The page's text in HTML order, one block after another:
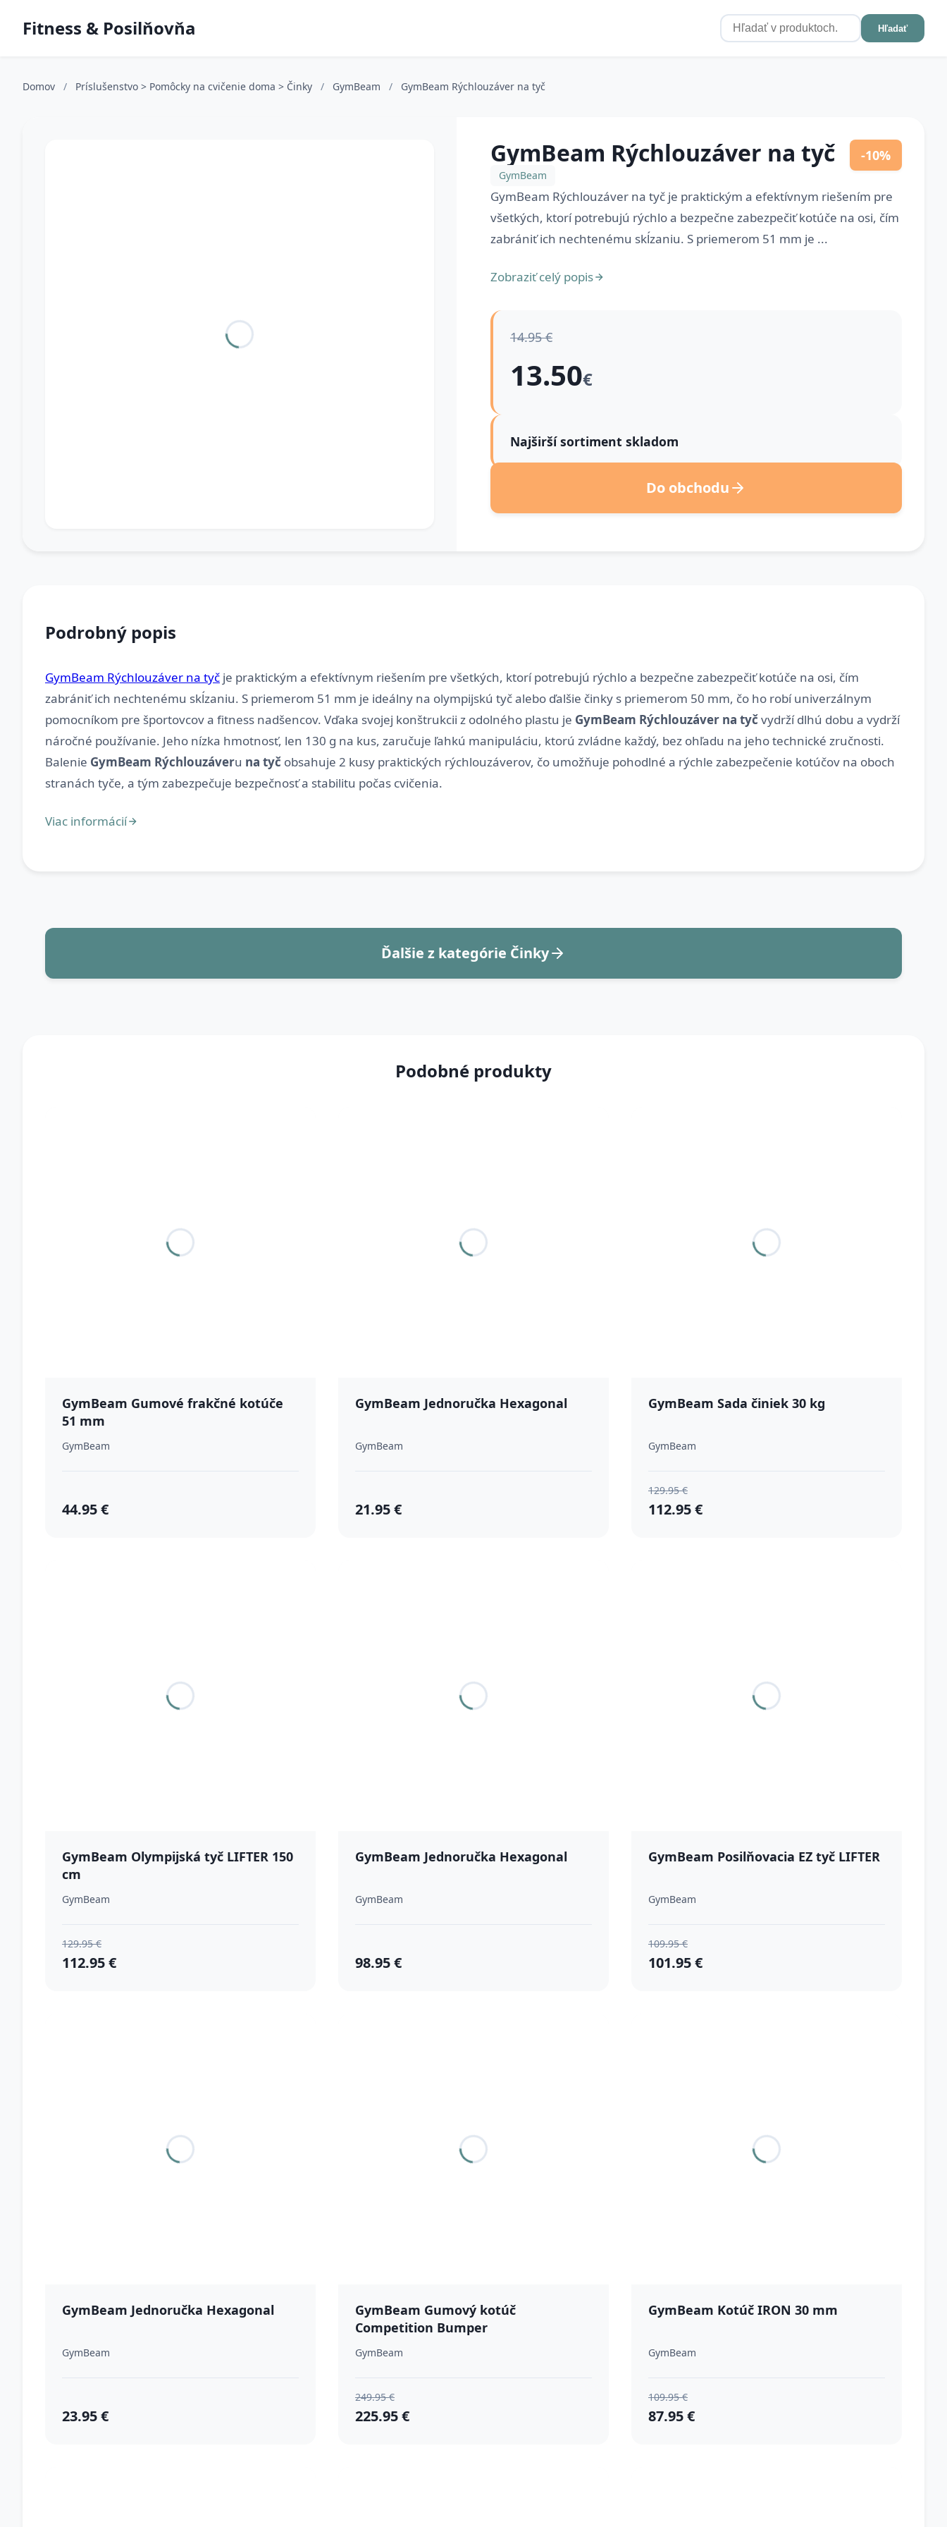
Fitness & Posilňovňa Hľadať
Domov / Príslušenstvo > Pomôcky na cvičenie doma > Činky / GymBeam / GymBeam Rýchlouzáver na tyč
GymBeam Rýchlouzáver na tyč -10%
GymBeam
GymBeam Rýchlouzáver na tyč je praktickým a efektívnym riešením pre
všetkých, ktorí potrebujú rýchlo a bezpečne zabezpečiť kotúče na osi, čím
zabrániť ich nechtenému skĺzaniu. S priemerom 51 mm je ...
Zobraziť celý popis
14.95 €
13.50€
Najširší sortiment skladom
Do obchodu
Podrobný popis
GymBeam Rýchlouzáver na tyč je praktickým a efektívnym riešením pre všetkých, ktorí potrebujú rýchlo a bezpečne zabezpečiť kotúče na osi, čím
zabrániť ich nechtenému skĺzaniu. S priemerom 51 mm je ideálny na olympijskú tyč alebo ďalšie činky s priemerom 50 mm, čo ho robí univerzálnym
pomocníkom pre športovcov a fitness nadšencov. Vďaka svojej konštrukcii z odolného plastu je GymBeam Rýchlouzáver na tyčvydrží dlhú dobu a vydrží
náročné používanie. Jeho nízka hmotnosť, len 130 g na kus, zaručuje ľahkú manipuláciu, ktorú zvládne každý, bez ohľadu na jeho technické zručnosti.
Balenie GymBeam Rýchlouzáveru na tyč obsahuje 2 kusy praktických rýchlouzáverov, čo umožňuje pohodlné a rýchle zabezpečenie kotúčov na oboch
Ďalšie z kategórie Činky
Podobné produkty
GymBeam Gumové frakčné kotúče
51 mm
GymBeam
44.95 €
GymBeam Jednoručka Hexagonal
GymBeam
21.95 €
GymBeam Sada činiek 30 kg
GymBeam
129.95 €
112.95 €
GymBeam Olympijská tyč LIFTER 150
cm
GymBeam
129.95 €
112.95 €
GymBeam Jednoručka Hexagonal
GymBeam
98.95 €
GymBeam Posilňovacia EZ tyč LIFTER
GymBeam
109.95 €
101.95 €
GymBeam Jednoručka Hexagonal
GymBeam
23.95 €
GymBeam Gumový kotúč
Competition Bumper
GymBeam
249.95 €
225.95 €
GymBeam Kotúč IRON 30 mm
GymBeam
109.95 €
87.95 €